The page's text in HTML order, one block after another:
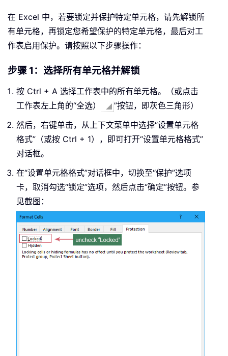
在 Excel 中，若要锁定并保护特定单元格，请先解锁所
有单元格，再锁定您希望保护的特定单元格，最后对工
作表启用保护。请按照以下步骤操作：
步骤 1：选择所有单元格并解锁
按 Ctrl + A 选择工作表中的所有单元格。（或点击
工作表左上角的“全选）
”按钮，即灰色三角形）
然后，右键单击，从上下文菜单中选择“设置单元格
格式”（或按 Ctrl + 1），即可打开“设置单元格格式”
对话框。
在“设置单元格格式”对话框中，切换至“保护”选项
卡，取消勾选“锁定”选项，然后点击“确定”按钮。参
见截图：